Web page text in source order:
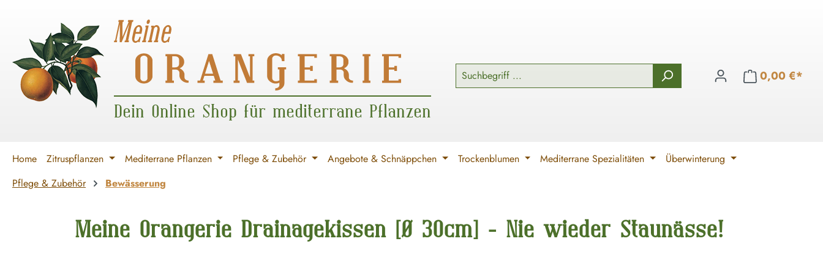
Dein Online Shop für mediterrane Pflanzen
0,00 €*
Home Zitruspflanzen Mediterrane Pflanzen Pflege & Zubehör Angebote & Schnäppchen Trockenblumen Mediterrane Spezialitäten
Überwinterung
Pflege & Zubehör
Bewässerung
Meine Orangerie Drainagekissen [Ø 30cm] - Nie wieder Staunässe!